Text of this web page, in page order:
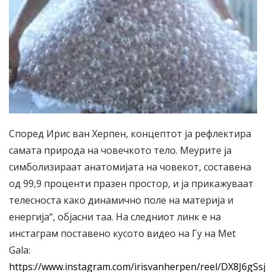
Според Ирис ван Херпен, концептот ја рефлектира
самата природа на човечкото тело. Меурите ја
симболизираат анатомијата на човекот, составена
од 99,9 проценти празен простор, и ја прикажуваат
телесноста како динамично поле на материја и
енергија“, објасни таа. На следниот линк е на
инстаграм поставено кусото видео на Гу на Met
Gala:
https://www.instagram.com/irisvanherpen/reel/